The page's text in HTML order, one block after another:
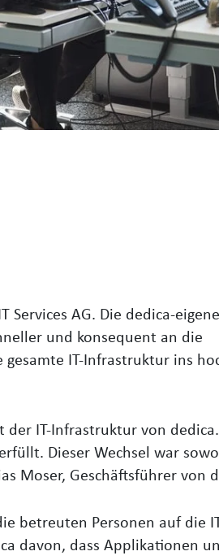
AG. Die dedica-
und konsequent an die
IT-Infrastruktur ins
IT-Infrastruktur von
Dieser Wechsel war
Moser, Geschäftsführer von
betreuten Personen auf die
davon, dass Applikationen